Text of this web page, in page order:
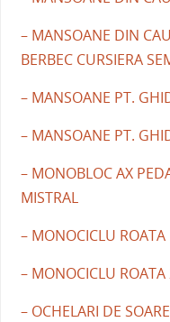
– MANSOANE DIN
BERBEC CURSIERA
– MANSOANE PT.
– MANSOANE PT.
– MONOBLOC AX
MISTRAL
– MONOCICLU
– MONOCICLU
– OCHELARI DE